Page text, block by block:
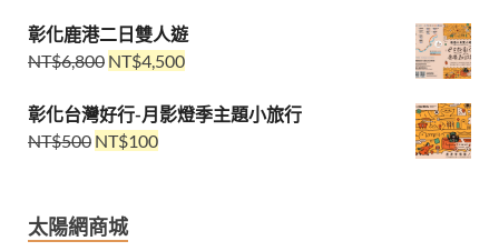
彰化鹿港二日雙人遊
NT$6,800 NT$4,500
彰化台灣好行-月影燈季主題小旅行
NT$500 NT$100
太陽網商城